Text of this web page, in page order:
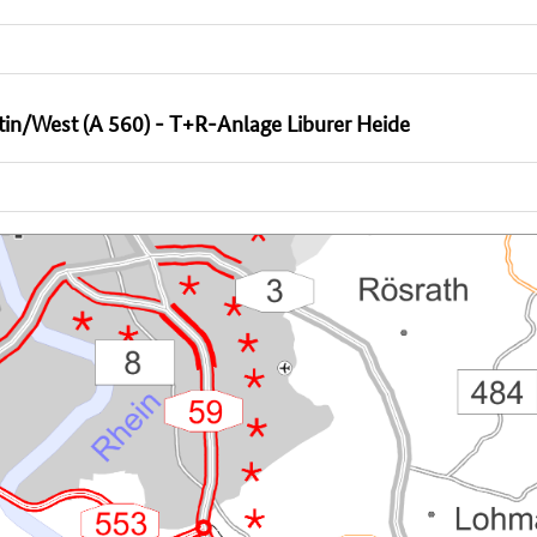
West (A 560) - T+R-Anlage Liburer Heide